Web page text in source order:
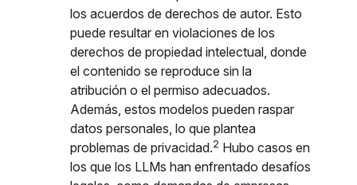
los acuerdos de derechos de autor. Esto
puede resultar en violaciones de los
derechos de propiedad intelectual, donde
el contenido se reproduce sin la
atribución o el permiso adecuados.
Además, estos modelos pueden raspar
datos personales, lo que plantea
problemas de privacidad.2 Hubo casos en
los que los LLMs han enfrentado desafíos